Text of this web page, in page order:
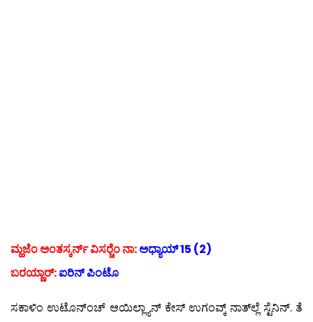
ಮ್ಹಜೆಂ ಅಂತಸ್ಕರ್ನ್ ವಿಸರ‍್ಚೆಂ ನಾ:ಅಧ್ಯಾಯ್ 15 (2)
ಬರಯ್ಣಾರ್:ಐರಿನ್ ಪಿಂಟೊ
ಸಕಾಳಿಂ ಉಟೊನ್‍ಂಚ್ ಆಯಿಲ್ಲ್ಯಾನ್ ಕೇಸ್ ಉಗಂವ್ಕ್ ನಾತ್‍ಲ್ಲೆ ಸ್ಟೆನಿನ್. ತೆ